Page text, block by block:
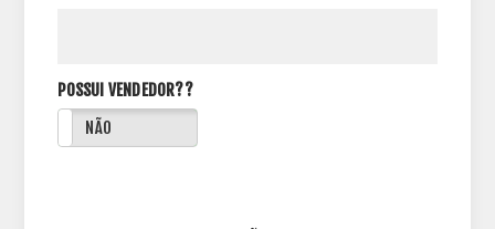
POSSUI VENDEDOR??
NÃO